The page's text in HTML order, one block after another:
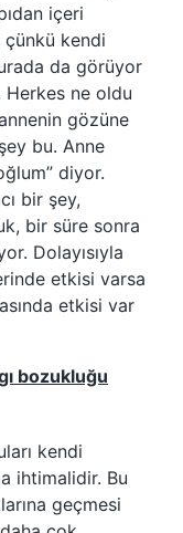
içeri
kendi
da görüyor
ne oldu
gözüne
bu. Anne
diyor.
bir şey,
bir süre sonra
Dolayısıyla
etkisi varsa
etkisi var
bozukluğu
kendi
ihtimalidir. Bu
geçmesi